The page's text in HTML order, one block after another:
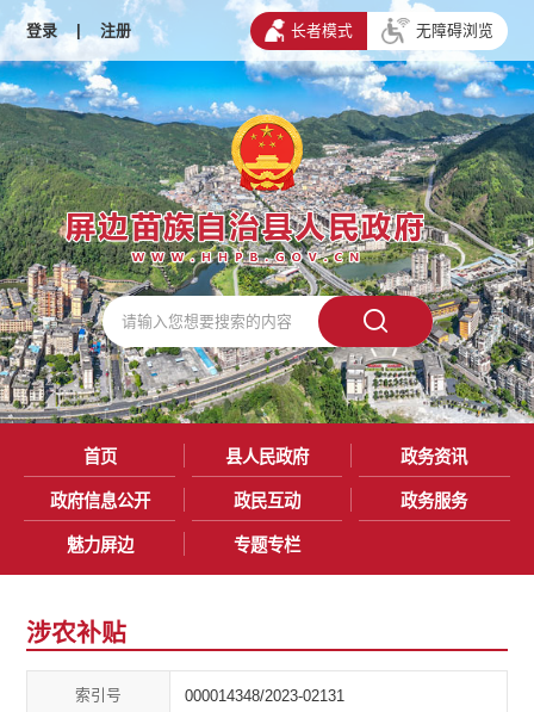
登录 | 注册 长者模式 无障碍浏览
首页 县人民政府 政务资讯
政府信息公开 政民互动 政务服务
魅力屏边 专题专栏
涉农补贴
索引号 000014348/2023-02131